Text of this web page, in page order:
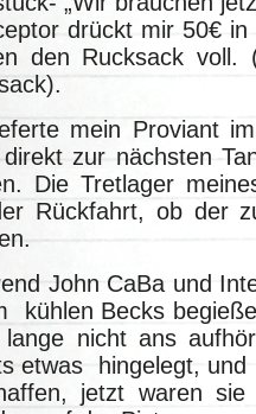
drückt mir 50€
den Rucksack
mein Proviant
zur nächsten
Die Tretlager
Rückfahrt, ob der
John CaBa und
kühlen Becks
lange nicht ans
etwas hingelegt,
jetzt waren